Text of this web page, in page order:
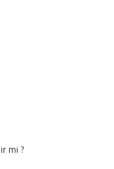
mi ?